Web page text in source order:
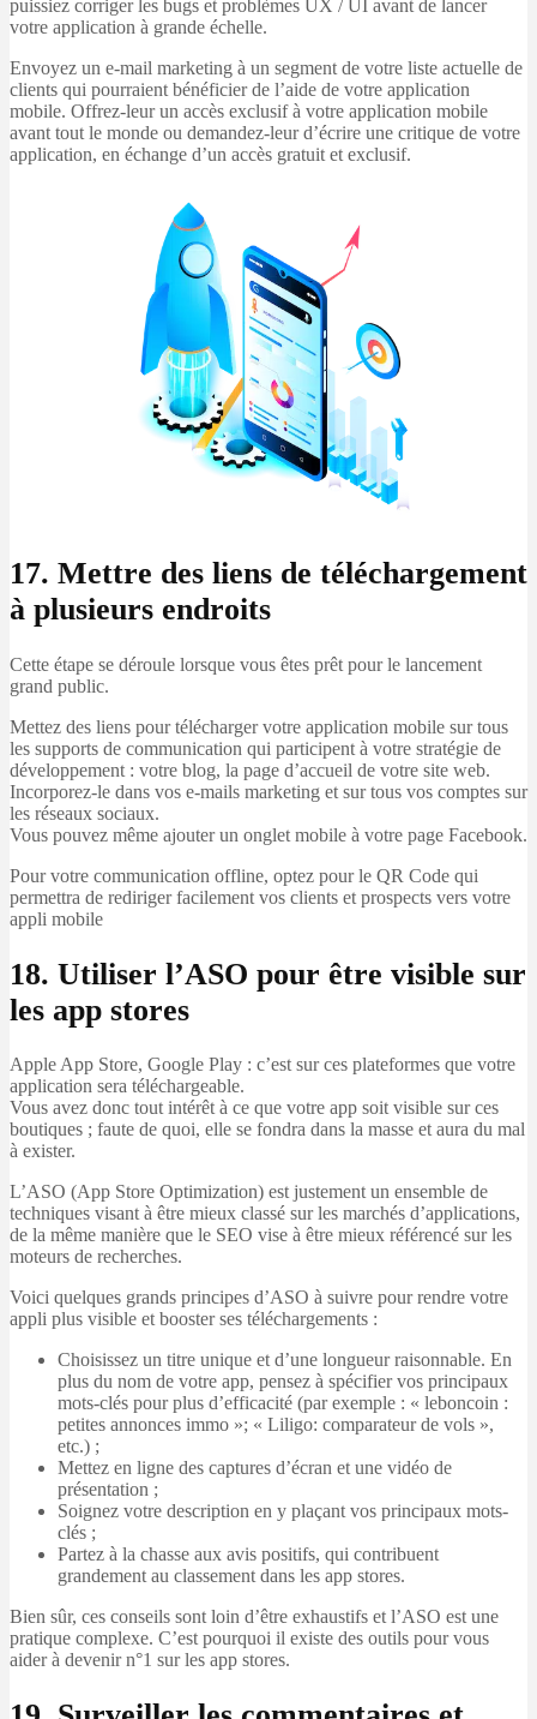
puissiez corriger les bugs et problèmes UX / UI avant de lancer
votre application à grande échelle.
Envoyez un e-mail marketing à un segment de votre liste actuelle de
clients qui pourraient bénéficier de l’aide de votre application
mobile. Offrez-leur un accès exclusif à votre application mobile
avant tout le monde ou demandez-leur d’écrire une critique de votre
application, en échange d’un accès gratuit et exclusif.
17. Mettre des liens de téléchargement
à plusieurs endroits
Cette étape se déroule lorsque vous êtes prêt pour le lancement
grand public.
Mettez des liens pour télécharger votre application mobile sur tous
les supports de communication qui participent à votre stratégie de
développement : votre blog, la page d’accueil de votre site web.
Incorporez-le dans vos e-mails marketing et sur tous vos comptes sur
les réseaux sociaux.
Vous pouvez même ajouter un onglet mobile à votre page Facebook.
Pour votre communication offline, optez pour le QR Code qui
permettra de rediriger facilement vos clients et prospects vers votre
appli mobile
18. Utiliser l’ASO pour être visible sur
les app stores
Apple App Store, Google Play : c’est sur ces plateformes que votre
application sera téléchargeable.
Vous avez donc tout intérêt à ce que votre app soit visible sur ces
boutiques ; faute de quoi, elle se fondra dans la masse et aura du mal
à exister.
L’ASO (App Store Optimization) est justement un ensemble de
techniques visant à être mieux classé sur les marchés d’applications,
de la même manière que le SEO vise à être mieux référencé sur les
moteurs de recherches.
Voici quelques grands principes d’ASO à suivre pour rendre votre
appli plus visible et booster ses téléchargements :
Choisissez un titre unique et d’une longueur raisonnable. En
plus du nom de votre app, pensez à spécifier vos principaux
mots-clés pour plus d’efficacité (par exemple : « leboncoin :
petites annonces immo »; « Liligo: comparateur de vols »,
etc.) ;
Mettez en ligne des captures d’écran et une vidéo de
présentation ;
Soignez votre description en y plaçant vos principaux mots-
clés ;
Partez à la chasse aux avis positifs, qui contribuent
grandement au classement dans les app stores.
Bien sûr, ces conseils sont loin d’être exhaustifs et l’ASO est une
pratique complexe. C’est pourquoi il existe des outils pour vous
aider à devenir n°1 sur les app stores.